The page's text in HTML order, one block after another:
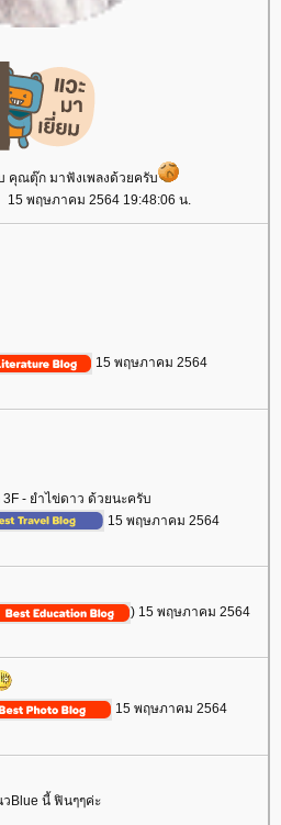
คุณตุ๊ก มาฟังเพลงด้วยครับ
15 พฤษภาคม 2564 19:48:06 น.
15 พฤษภาคม 2564
- ยำไข่ดาว ด้วยนะครับ
15 พฤษภาคม 2564
) 15 พฤษภาคม 2564
15 พฤษภาคม 2564
Blue นี้ ฟินๆๆค่ะ